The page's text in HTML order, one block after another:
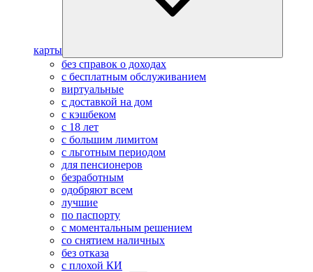
карты
без справок о доходах
с бесплатным обслуживанием
виртуальные
с доставкой на дом
с кэшбеком
с 18 лет
с большим лимитом
с льготным периодом
для пенсионеров
безработным
одобряют всем
лучшие
по паспорту
с моментальным решением
со снятием наличных
без отказа
с плохой КИ